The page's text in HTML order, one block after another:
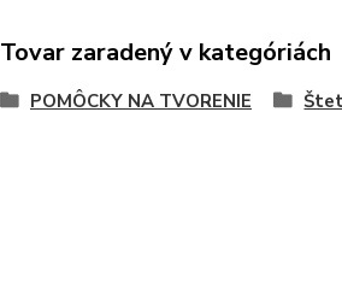
Tovar zaradený v kategóriách
POMÔCKY NA TVORENIE